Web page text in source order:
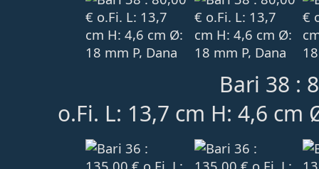
Bari 38 :
o.Fi. L: 13,7 cm H: 4,6 cm